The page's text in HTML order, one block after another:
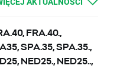
NATGAS., NATGAS..,
NED25.., NED25+ i
SPA.35.., SPA.35+.
otwarte
FRA.40.,
SPA.35, SPA.35.,
NED25., NED25..,